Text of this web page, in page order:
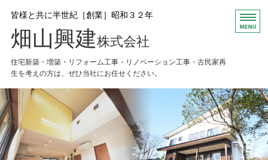
皆様と共に半世紀［創業］昭和３２年
畑山興建株式会社
住宅新築・増築・リフォーム工事・リノベーション工事・古民家再
生を考えの方は、ぜひ当社にお任せください。
HOME
お知らせ
会社概要